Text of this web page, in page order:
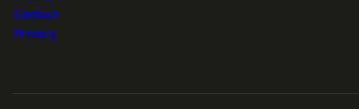
Contact
Privacy